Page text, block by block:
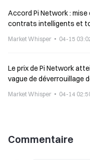
Accord Pi Network :
contrats intelligents et
Market Whisper 04-15
Le prix de Pi Network
vague de déverrouillage
Market Whisper 04-14
Commentaire